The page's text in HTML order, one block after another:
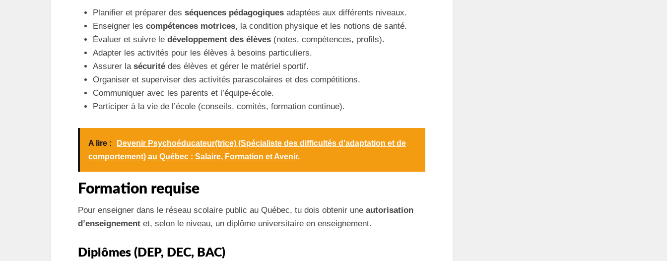
Planifier et préparer des séquences pédagogiques adaptées aux différents niveaux.
Enseigner les compétences motrices, la condition physique et les notions de santé.
Évaluer et suivre le développement des élèves (notes, compétences, profils).
Adapter les activités pour les élèves à besoins particuliers.
Assurer la sécurité des élèves et gérer le matériel sportif.
Organiser et superviser des activités parascolaires et des compétitions.
Communiquer avec les parents et l’équipe-école.
Participer à la vie de l’école (conseils, comités, formation continue).
A lire :
Devenir Psychoéducateur(trice) (Spécialiste des difficultés dʼadaptation et de
comportement) au Québec : Salaire, Formation et Avenir.
Formation requise
Pour enseigner dans le réseau scolaire public au Québec, tu dois obtenir une autorisation
d’enseignement et, selon le niveau, un diplôme universitaire en enseignement.
Diplômes (DEP, DEC, BAC)